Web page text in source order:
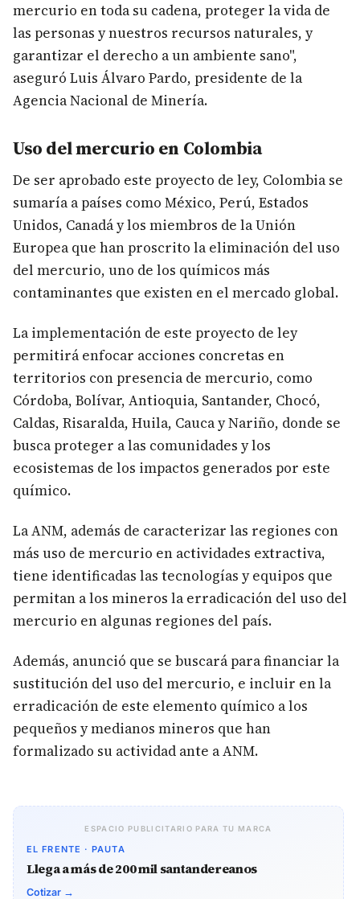
mercurio en toda su cadena, proteger la vida de
las personas y nuestros recursos naturales, y
garantizar el derecho a un ambiente sano",
aseguró Luis Álvaro Pardo, presidente de la
Agencia Nacional de Minería.
Uso de​​l mercurio en Colombia
​De ser aprobado este proyecto de ley, Colombia se
sumaría a países como México, Perú, Estados
Unidos, Canadá y los miembros de la Unión
Europea que han proscrito la eliminación del uso
del mercurio, uno de los químicos más
contaminantes que existen en el mercado global.
La implementación de este proyecto de ley
permitirá enfocar acciones concretas en
territorios con presencia de mercurio, como
Córdoba, Bolívar, Antioquia, Santander, Chocó,
Caldas, Risaralda, Huila, Cauca y Nariño, donde se
busca proteger a las comunidades y los
ecosistemas de los impactos generados por este
químico.
La ANM, además de caracterizar las regiones con
más uso de mercurio en actividades extractiva,
tiene identificadas las tecnologías y equipos que
permitan a los mineros la erradicación del uso del
mercurio en algunas regiones del país.
Además, anunció que se buscará para financiar la
sustitución del uso del mercurio, e incluir en la
erradicación de este elemento químico a los
pequeños y medianos mineros que han
formalizado su actividad ante a ANM.
ESPACIO PUBLICITARIO PARA TU MARCA
EL FRENTE · PAUTA
Llega a más de 200 mil santandereanos
Cotizar →